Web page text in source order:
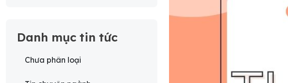
Danh mục tin tức
Chưa phân loại